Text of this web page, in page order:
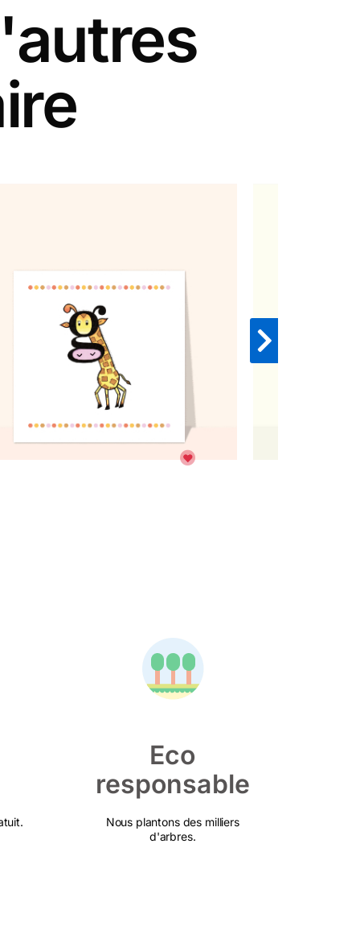
Eco
responsable
Nous plantons des milliers
d'arbres.